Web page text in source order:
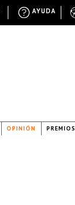
OPINIÓN PREMIOS
AYUDA